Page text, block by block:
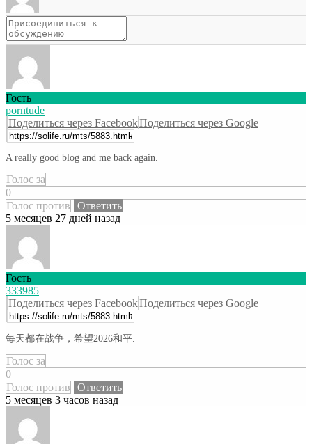
Гость
porntude
Поделиться через FacebookПоделиться через Google
A really good blog and me back again.
Голос за
0
Голос против
Ответить
5 месяцев 27 дней назад
Гость
333985
Поделиться через FacebookПоделиться через Google
每天都在战争，希望2026和平.
Голос за
0
Голос против
Ответить
5 месяцев 3 часов назад